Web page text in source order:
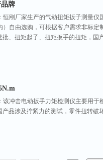
牌
恒刚厂家生产的气动扭矩扳子测量仪
）自由选购，可根据客户需求非标定
、扭矩起子、扭矩扳手的扭矩，国
该冲击电动扳手力矩检测仪主要用于
品涉及拧紧力的测试，零件扭转破